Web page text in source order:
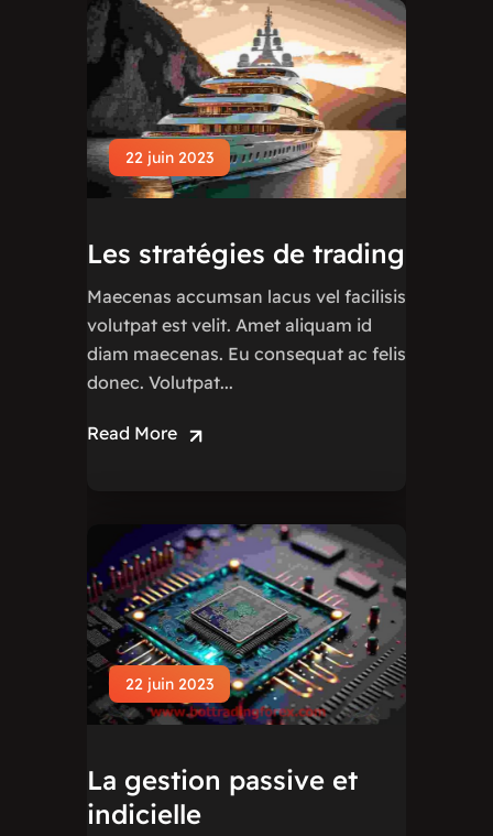
22 juin 2023
Les stratégies de trading
Maecenas accumsan lacus vel facilisis
volutpat est velit. Amet aliquam id
diam maecenas. Eu consequat ac felis
donec. Volutpat...
Read More
22 juin 2023
La gestion passive et
indicielle